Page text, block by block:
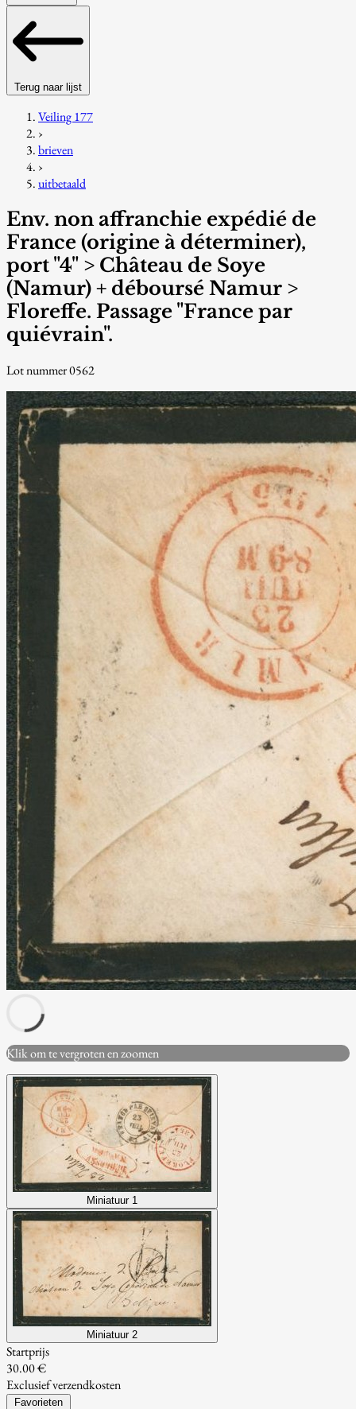
Terug naar lijst
Veiling 177
›
brieven
›
uitbetaald
Env. non affranchie expédié de
France (origine à déterminer),
port "4" > Château de Soye
(Namur) + déboursé Namur >
Floreffe. Passage "France par
quiévrain".
Lot nummer 0562
Klik om te vergroten en zoomen
Miniatuur 1
Miniatuur 2
Startprijs
30.00 €
Exclusief verzendkosten
Favorieten